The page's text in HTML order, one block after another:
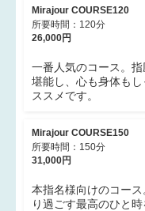
Mirajour COURSE120
所要時間：120分
26,000円
一番人気のコース。
堪能し、心も身体も
ススメです。
Mirajour COURSE150
所要時間：150分
31,000円
本指名様向けのコー
り過ごす最高のひと